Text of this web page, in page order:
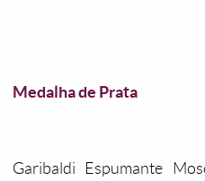
Medalha de Prata
Garibaldi Espumante